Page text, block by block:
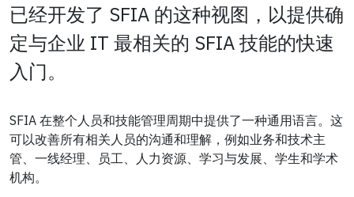
已经开发了 SFIA 的这种视图，以提供确
定与企业 IT 最相关的 SFIA 技能的快速
入门。
SFIA 在整个人员和技能管理周期中提供了一种通用语言。这
可以改善所有相关人员的沟通和理解，例如业务和技术主
管、一线经理、员工、人力资源、学习与发展、学生和学术
机构。